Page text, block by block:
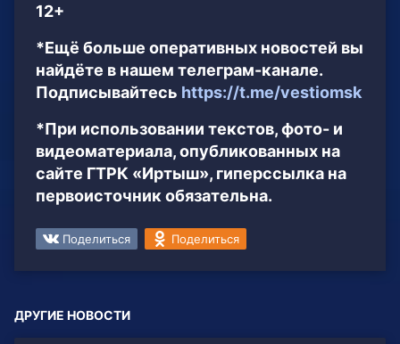
12+
*Ещё больше оперативных новостей вы
найдёте в нашем телеграм-канале.
Подписывайтесь https://t.me/vestiomsk
*При использовании текстов, фото- и
видеоматериала, опубликованных на
сайте ГТРК «Иртыш», гиперссылка на
первоисточник обязательна.
Поделиться Поделиться
ДРУГИЕ НОВОСТИ